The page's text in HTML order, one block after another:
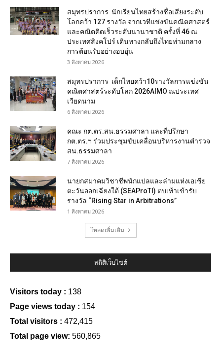
สมุทรปราการ นักเรียนไทยสร้างชื่อเสียงระดับ
โลกคว้า 127 รางวัล จากเวทีแข่งขันคณิตศาสตร์
และคณิตคิดเร็วระดับนานาชาติ ครั้งที่ 46 ณ
ประเทศสิงคโปร์ เดินทางกลับถึงไทยท่ามกลาง
การต้อนรับอย่างอบอุ่น
3 สิงหาคม 2026
สมุทรปราการ เด็กไทยคว้า10รางวัลการแข่งขัน
คณิตศาสตร์ระดับโลก 2026AIMO ณประเทศ
เวียดนาม
6 สิงหาคม 2026
คณะ กต.ตร.สน.ธรรมศาลา และที่ปรึกษา
กต.ตร.ฯ ร่วมประชุมขับเคลื่อนบริหารงานตำรวจ
สน.ธรรมศาลา
7 สิงหาคม 2026
นายกสมาคมวิชาชีพนักแปลและล่ามแห่งเอเชีย
ตะวันออกเฉียงใต้ (SEAProTI) ตบเท้าเข้ารับ
รางวัล “Rising Star in Arbitrations”
1 สิงหาคม 2026
โหลดเพิ่มเติม
สถิติเว็บไซต์
Visitors today : 138
Page views today : 154
Total visitors : 472,415
Total page view: 560,865